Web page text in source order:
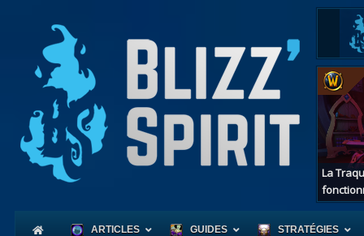
La
ARTICLES GUIDES STRATÉGIES